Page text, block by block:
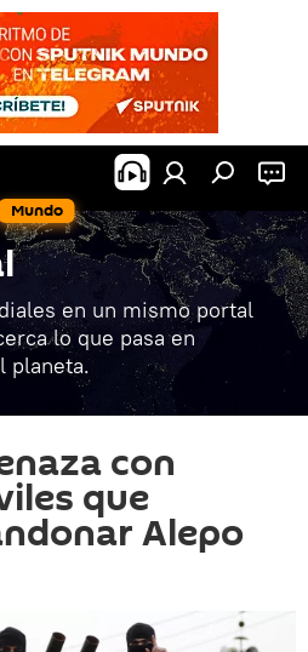
Mundo
en un mismo portal
lo que pasa en
planeta.
con
que
Alepo